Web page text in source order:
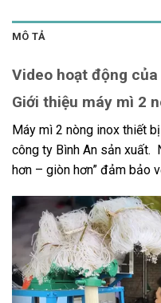
MÔ TẢ
Video hoạt động
Giới thiệu máy mì 2
Máy mì 2 nòng inox thiết
công ty Bình An sản xuất.
hơn – giòn hơn” đảm bảo